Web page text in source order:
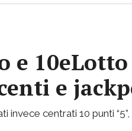
e
invece centrati 10 punti